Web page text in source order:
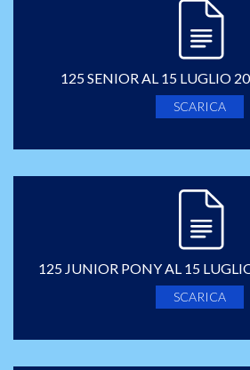
125 SENIOR AL 15 LUGLIO
SCARICA
125 JUNIOR PONY AL 15
SCARICA